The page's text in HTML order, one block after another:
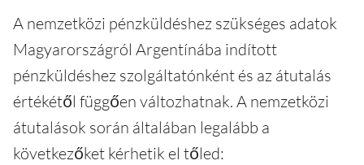
A nemzetközi pénzküldéshez szükséges adatok
Magyarországról Argentínába indított
pénzküldéshez szolgáltatónként és az átutalás
értékétől függően változhatnak. A nemzetközi
átutalások során általában legalább a
következőket kérhetik el tőled: